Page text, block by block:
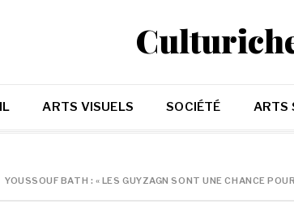
ARTS VISUELS SOCIÉTÉ ARTS
YOUSSOUF BATH : « LES GUYZAGN SONT UNE CHANCE